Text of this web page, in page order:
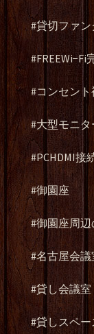
#貸切ファ
#FREEWi−Fi
#コンセン
#大型モニ
#PCHDMI接
#御園座
#御園座周
#名古屋会議
#貸し会議室
#貸しスペー